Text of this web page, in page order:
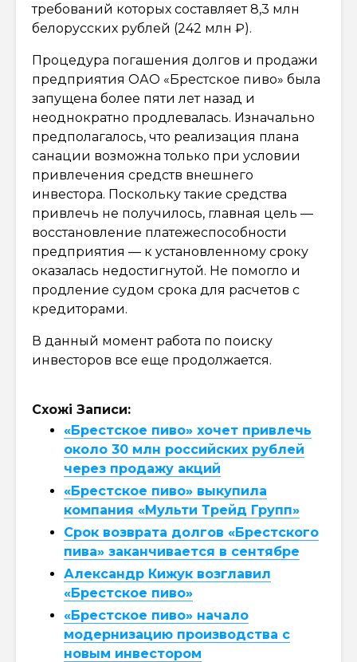
требований которых составляет 8,3 млн
белорусских рублей (242 млн ₽).
Процедура погашения долгов и продажи
предприятия ОАО «Брестское пиво» была
запущена более пяти лет назад и
неоднократно продлевалась. Изначально
предполагалось, что реализация плана
санации возможна только при условии
привлечения средств внешнего
инвестора. Поскольку такие средства
привлечь не получилось, главная цель —
восстановление платежеспособности
предприятия — к установленному сроку
оказалась недостигнутой. Не помогло и
продление судом срока для расчетов с
кредиторами.
В данный момент работа по поиску
инвесторов все еще продолжается.
Схожі Записи:
«Брестское пиво» хочет привлечь
около 30 млн российских рублей
через продажу акций
«Брестское пиво» выкупила
компания «Мульти Трейд Групп»
Срок возврата долгов «Брестского
пива» заканчивается в сентябре
Александр Кижук возглавил
«Брестское пиво»
«Брестское пиво» начало
модернизацию производства с
новым инвестором